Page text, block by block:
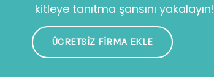
kitleye tanıtma şansını yakalayın!
ÜCRETSIZ FIRMA EKLE